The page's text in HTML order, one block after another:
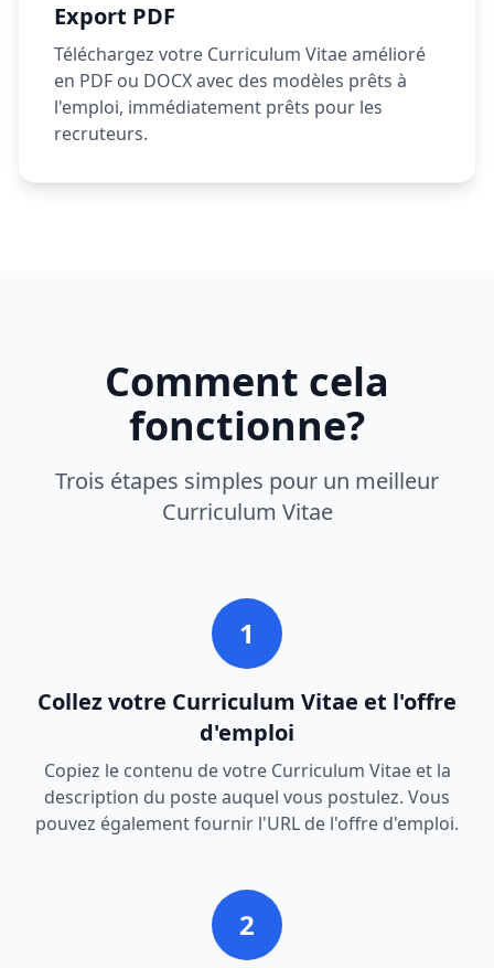
Export PDF
Téléchargez votre Curriculum Vitae amélioré
en PDF ou DOCX avec des modèles prêts à
l'emploi, immédiatement prêts pour les
recruteurs.
Comment cela
fonctionne?
Trois étapes simples pour un meilleur
Curriculum Vitae
1
Collez votre Curriculum Vitae et l'offre
d'emploi
Copiez le contenu de votre Curriculum Vitae et la
description du poste auquel vous postulez. Vous
pouvez également fournir l'URL de l'offre d'emploi.
2